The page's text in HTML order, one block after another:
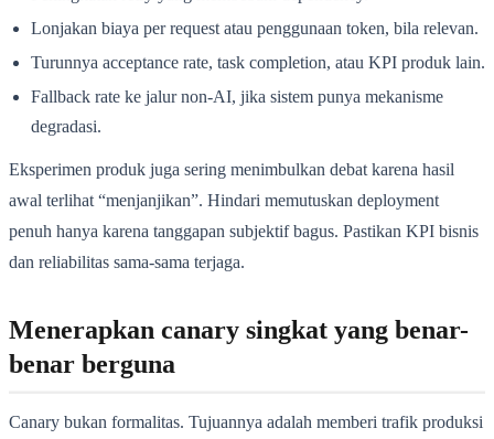
Lonjakan biaya per request atau penggunaan token, bila relevan.
Turunnya acceptance rate, task completion, atau KPI produk lain.
Fallback rate ke jalur non-AI, jika sistem punya mekanisme
degradasi.
Eksperimen produk juga sering menimbulkan debat karena hasil
awal terlihat “menjanjikan”. Hindari memutuskan deployment
penuh hanya karena tanggapan subjektif bagus. Pastikan KPI bisnis
dan reliabilitas sama-sama terjaga.
Menerapkan canary singkat yang benar-
benar berguna
Canary bukan formalitas. Tujuannya adalah memberi trafik produksi